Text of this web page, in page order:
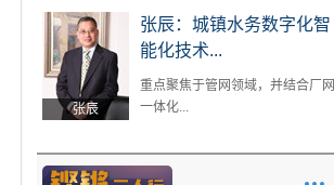
张辰
张辰：城镇水务数字化智
能化技术...
重点聚焦于管网领域，并结合厂网
一体化...